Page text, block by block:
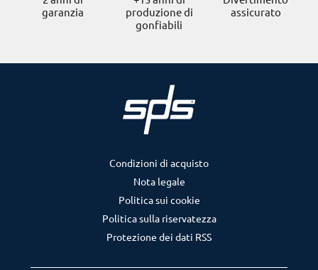
garanzia
produzione di
gonfiabili
assicurato
Condizioni di acquisto
Nota legale
Politica sui cookie
Politica sulla riservatezza
Protezione dei dati RSS